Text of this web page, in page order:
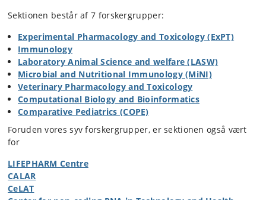
Sektionen består af 7 forskergrupper:
Experimental Pharmacology and Toxicology (ExPT)
Immunology
Laboratory Animal Science and welfare (LASW)
Microbial and Nutritional Immunology (MiNI)
Veterinary Pharmacology and Toxicology
Computational Biology and Bioinformatics
Comparative Pediatrics (COPE)
Foruden vores syv forskergrupper, er sektionen også vært
for
LIFEPHARM Centre
CALAR
CeLAT